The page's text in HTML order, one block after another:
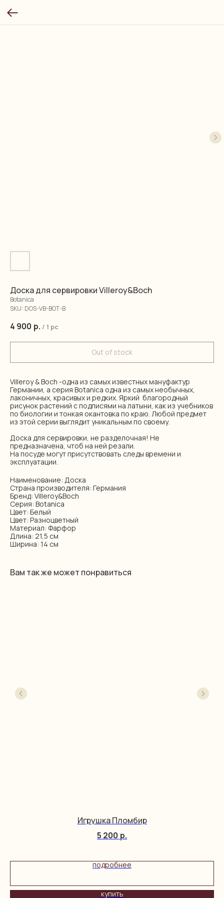
Доска для сервировки Villeroy&Boch
Botanica
SKU: DOS-VB-BOT-B
4 900 р. / 1 pc
Out of stock
Villeroy & Boch -одна из самых известных мануфактур
Германии, а серия Botanica одна из самых необычных,
лаконичных, красивых и редких. Яркий благородный
рисунок растений с подписями на латыни, как из учебников
по биологии и тонкая окантовка по краю. Любой предмет
из этой серии выглядит уникальным по своему.
Доска для сервировки, не разделочная! Не
предназначена, чтоб на ней резали.
На посуде могут присутствовать следы времени и
эксплуатации.
Наименование: Доска
Страна производителя: Германия
Бренд: Villeroy&Boch
Серия: Botanica
Цвет: Белый
Цвет: Разноцветный
Материал: Фарфор
Длина: 21,5 см
Ширина: 14 см
Вам так же может понравиться
Игрушка Пломбир
5 200 р.
подробнее
купить